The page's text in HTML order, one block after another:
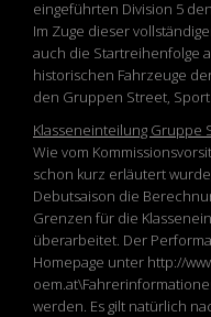
eingeführten Division 5
Im Zuge dieser
auch die Startreihenfolge
historischen Fahrzeuge
den Gruppen Street,
Klasseneinteilung Gruppe
Wie vom
schon kurz erläutert
Debutsaison die
Grenzen für die
überarbeitet. Der
Homepage unter http://
werden. Es gilt natürlich